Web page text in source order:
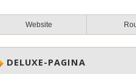
Website
DELUXE-PAGINA